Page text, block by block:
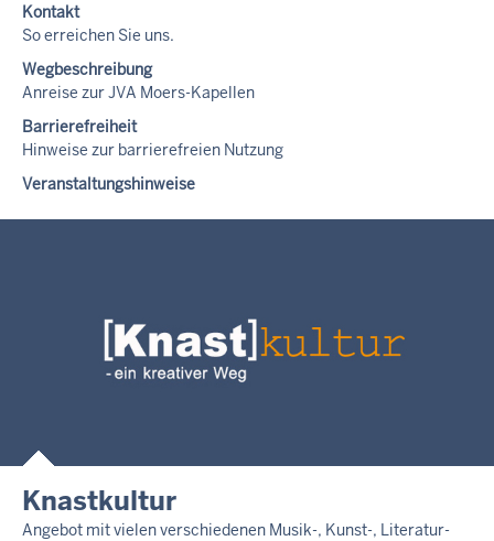
Kontakt
So erreichen Sie uns.
Wegbeschreibung
Anreise zur JVA Moers-Kapellen
Barrierefreiheit
Hinweise zur barrierefreien Nutzung
Veranstaltungshinweise
Knastkultur
Angebot mit vielen verschiedenen Musik-, Kunst-, Literatur-